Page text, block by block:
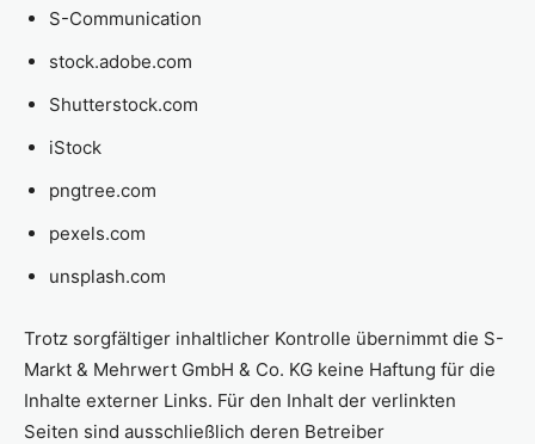
S-Communication
stock.adobe.com
Shutterstock.com
iStock
pngtree.com
pexels.com
unsplash.com
Trotz sorgfältiger inhaltlicher Kontrolle übernimmt die S-
Markt & Mehrwert GmbH & Co. KG keine Haftung für die
Inhalte externer Links. Für den Inhalt der verlinkten
Seiten sind ausschließlich deren Betreiber